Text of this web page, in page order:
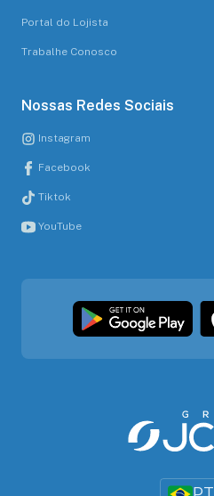
Portal do Lojista
Trabalhe Conosco
Nossas Redes Sociais
Instagram
Facebook
Tiktok
YouTube